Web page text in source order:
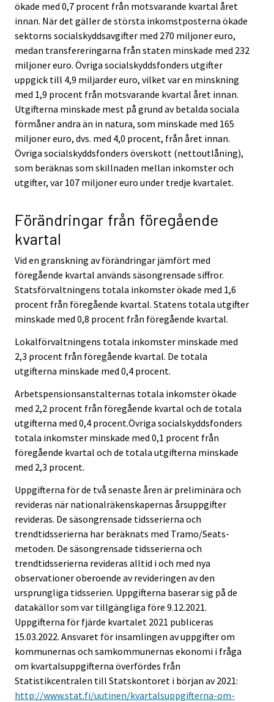
ökade med 0,7 procent från motsvarande kvartal året
innan. När det gäller de största inkomstposterna ökade
sektorns socialskyddsavgifter med 270 miljoner euro,
medan transfereringarna från staten minskade med 232
miljoner euro. Övriga socialskyddsfonders utgifter
uppgick till 4,9 miljarder euro, vilket var en minskning
med 1,9 procent från motsvarande kvartal året innan.
Utgifterna minskade mest på grund av betalda sociala
förmåner andra än in natura, som minskade med 165
miljoner euro, dvs. med 4,0 procent, från året innan.
Övriga socialskyddsfonders överskott (nettoutlåning),
som beräknas som skillnaden mellan inkomster och
utgifter, var 107 miljoner euro under tredje kvartalet.
Förändringar från föregående
kvartal
Vid en granskning av förändringar jämfört med
föregående kvartal används säsongrensade siffror.
Statsförvaltningens totala inkomster ökade med 1,6
procent från föregående kvartal. Statens totala utgifter
minskade med 0,8 procent från föregående kvartal.
Lokalförvaltningens totala inkomster minskade med
2,3 procent från föregående kvartal. De totala
utgifterna minskade med 0,4 procent.
Arbetspensionsanstalternas totala inkomster ökade
med 2,2 procent från föregående kvartal och de totala
utgifterna med 0,4 procent.Övriga socialskyddsfonders
totala inkomster minskade med 0,1 procent från
föregående kvartal och de totala utgifterna minskade
med 2,3 procent.
Uppgifterna för de två senaste åren är preliminära och
revideras när nationalräkenskapernas årsuppgifter
revideras. De säsongrensade tidsserierna och
trendtidsserierna har beräknats med Tramo/Seats-
metoden. De säsongrensade tidsserierna och
trendtidsserierna revideras alltid i och med nya
observationer oberoende av revideringen av den
ursprungliga tidsserien. Uppgifterna baserar sig på de
datakällor som var tillgängliga före 9.12.2021.
Uppgifterna för fjärde kvartalet 2021 publiceras
15.03.2022. Ansvaret för insamlingen av uppgifter om
kommunernas och samkommunernas ekonomi i fråga
om kvartalsuppgifterna överfördes från
Statistikcentralen till Statskontoret i början av 2021:
http://www.stat.fi/uutinen/kvartalsuppgifterna-om-